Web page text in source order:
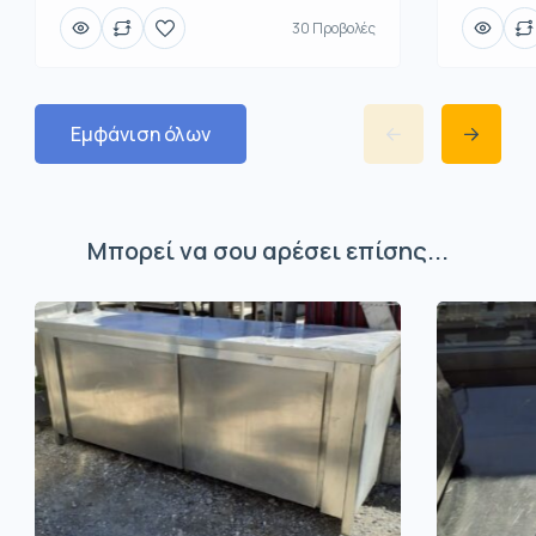
30 Προβολές
Εμφάνιση όλων
Μπορεί να σου αρέσει επίσης...